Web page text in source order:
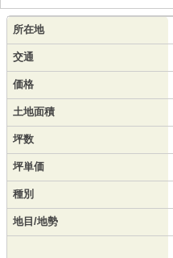
所在地
交通
価格
土地面積
坪数
坪単価
種別
地目/地勢